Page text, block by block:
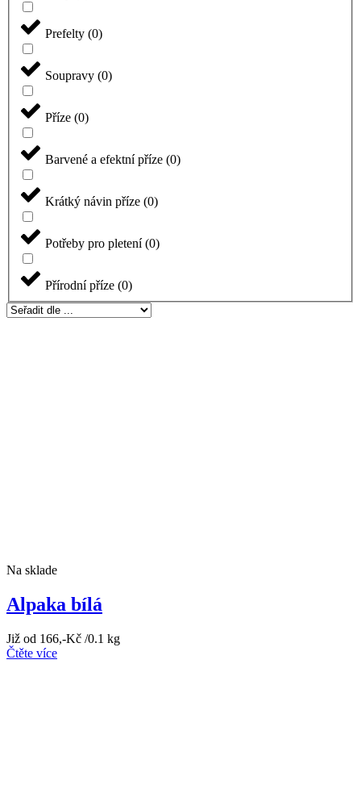
Prefelty (0)
Soupravy (0)
Příze (0)
Barvené a efektní příze (0)
Krátký návin příze (0)
Potřeby pro pletení (0)
Přírodní příze (0)
Na sklade
Alpaka bílá
Již od 166,-Kč /0.1 kg
Čtěte více